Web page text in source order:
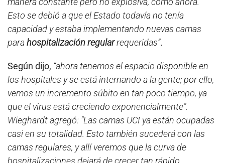
Esto se debió a que el Estado todavía no tenía
capacidad y estaba implementando nuevas camas
parahospitalización regularrequeridas”.
Según dijo, “ahora tenemos el espacio disponible en
los hospitales y se está internando a la gente; por ello,
vemos un incremento súbito en tan poco tiempo, ya
que el virus está creciendo exponencialmente”.
Wieghardt agregó: “Las camas UCI ya están ocupadas
casi en su totalidad. Esto también sucederá con las
camas regulares, y allí veremos que la curva de
hospitalizaciones dejará de crecer tan rápido.